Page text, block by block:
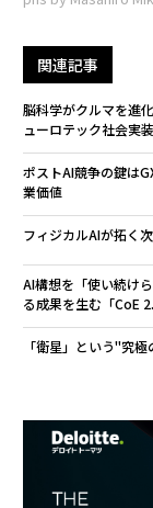
関連記事
脳科学がクルマを進
ューロテック社会実
ポストAI競争の鍵は
業価値
フィジカルAIが拓く
AI構想を「使い続け
る成果を生む「CoE
「衛星」という"究